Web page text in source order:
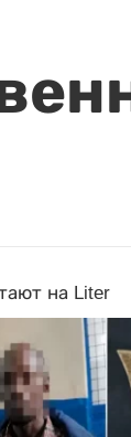
на Liter